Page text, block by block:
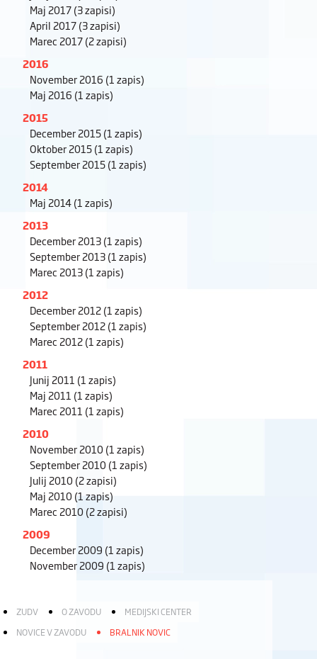
Maj 2017(3 zapisi)
April 2017(3 zapisi)
Marec 2017(2 zapisi)
2016
November 2016 (1 zapis)
Maj 2016 (1 zapis)
2015
December 2015(1 zapis)
Oktober 2015(1 zapis)
September 2015(1 zapis)
2014
Maj 2014(1 zapis)
2013
December 2013(1 zapis)
September 2013(1 zapis)
Marec 2013(1 zapis)
2012
December 2012(1 zapis)
September 2012(1 zapis)
Marec 2012(1 zapis)
2011
Junij 2011 (1 zapis)
Maj 2011 (1 zapis)
Marec 2011 (1 zapis)
2010
November 2010(1 zapis)
September 2010(1 zapis)
Julij 2010(2 zapisi)
Maj 2010(1 zapis)
Marec 2010(2 zapisi)
2009
December 2009 (1 zapis)
November 2009 (1 zapis)
ZUDV O ZAVODU
MEDIJSKI CENTER
NOVICE V ZAVODU
BRALNIK NOVIC